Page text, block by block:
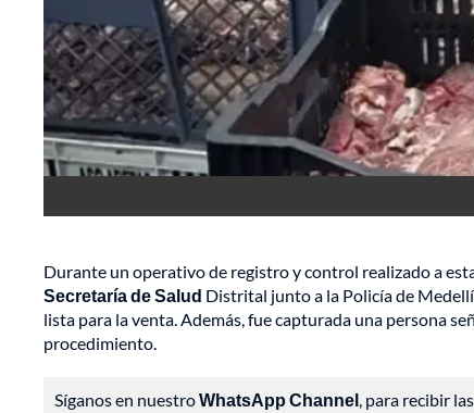
Durante un operativo de registro y control realizado a
Secretaría de Salud Distrital junto a la Policía de
lista para la venta. Además, fue capturada una persona
procedimiento.
Síganos en nuestroWhatsApp Channel, para recibir